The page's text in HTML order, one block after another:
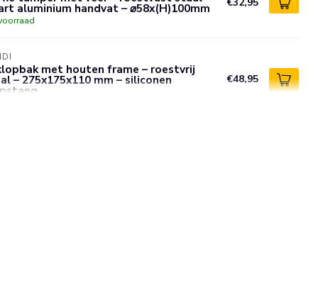
aluminium handvat – ⌀58x(H)100mm
met houten frame – roestvrij
– 275x175x110 mm – siliconen €48,95